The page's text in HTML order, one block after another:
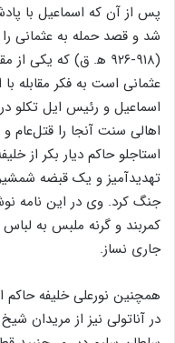
پس از آن که اسماعیل با
شد و قصد حمله به عثمانی
(۹۱۸-۹۲۶ ه‍. ق) که
عثمانی است به فکر مقابله
اسماعیل و رئیس ایل تکلو
اهالی سنت آنجا را قتل‌عام
استاجلو حاکم دیار بکر از
تهدیدآمیز و یک قبضه
جنگ کرد. وی در این نامه
کمربند و گرنه ملبس به لباس
جاری نساز.
همچنین نورعلی خلیفه حاکم
در آناتولی نیز از مریدان